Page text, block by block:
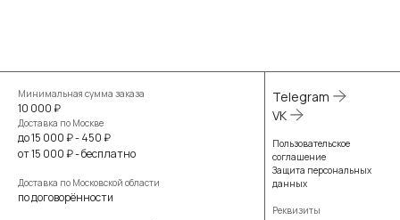
Минимальная сумма заказа
10 000 ₽
Доставка по Москве
до 15 000 ₽ - 450 ₽
от 15 000 ₽ - бесплатно
Доставка по Московской области
по договорённости
Telegram
VK
Пользовательское
соглашение
Защита персональных
данных
Реквизиты